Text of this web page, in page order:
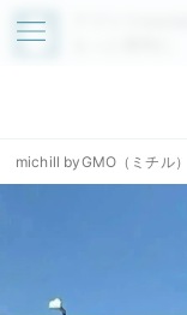
アプリで
michill byGMO（ミチル）